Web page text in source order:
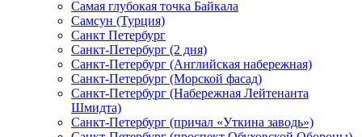
Самая глубокая точка Байкала
Самсун (Турция)
Санкт Петербург
Санкт-Петербург (2 дня)
Санкт-Петербург (Английская набережная)
Санкт-Петербург (Морской фасад)
Санкт-Петербург (Набережная Лейтенанта
Шмидта)
Санкт-Петербург (причал «Уткина заводь»)